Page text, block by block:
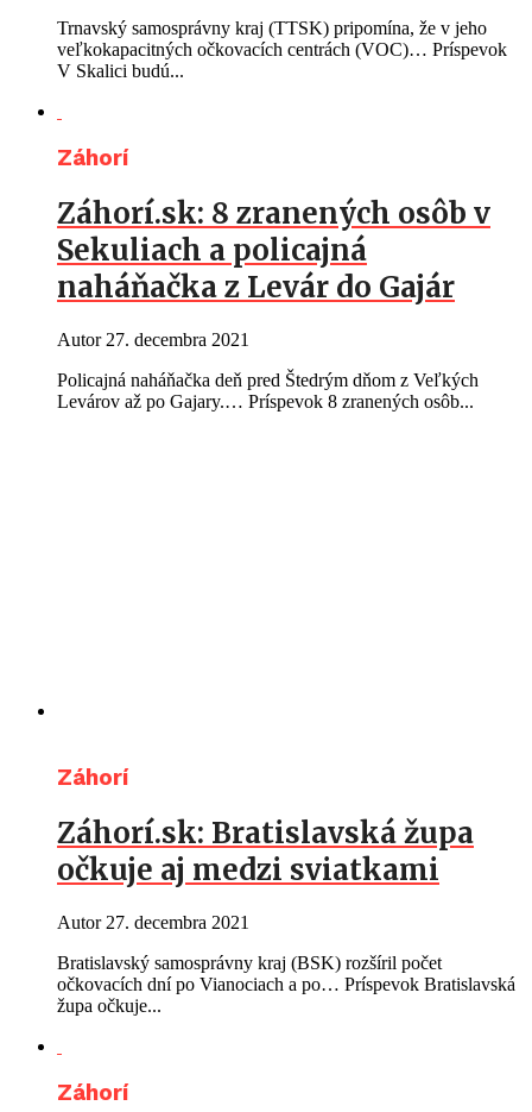
Trnavský samosprávny kraj (TTSK) pripomína, že v jeho
veľkokapacitných očkovacích centrách (VOC)… Príspevok
V Skalici budú...
Záhorí
Záhorí.sk: 8 zranených osôb v
Sekuliach a policajná
naháňačka z Levár do Gajár
Autor 27. decembra 2021
Policajná naháňačka deň pred Štedrým dňom z Veľkých
Levárov až po Gajary.… Príspevok 8 zranených osôb...
Záhorí
Záhorí.sk: Bratislavská župa
očkuje aj medzi sviatkami
Autor 27. decembra 2021
Bratislavský samosprávny kraj (BSK) rozšíril počet
očkovacích dní po Vianociach a po… Príspevok Bratislavská
župa očkuje...
Záhorí